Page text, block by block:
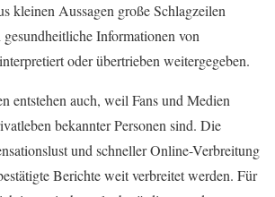
kleinen Aussagen große Schlagzeilen
Informationen von
oder übertrieben weitergegeben.
entstehen auch, weil Fans und Medien
bekannter Personen sind. Die
und schneller Online-Verbreitung
Berichte weit verbreitet werden. Für